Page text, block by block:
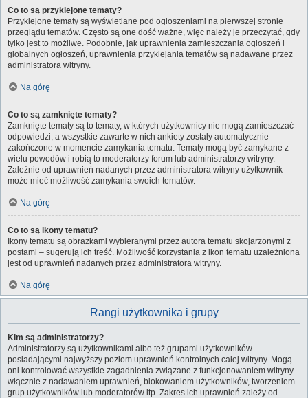
Co to są przyklejone tematy?
Przyklejone tematy są wyświetlane pod ogłoszeniami na pierwszej stronie
przeglądu tematów. Często są one dość ważne, więc należy je przeczytać, gdy
tylko jest to możliwe. Podobnie, jak uprawnienia zamieszczania ogłoszeń i
globalnych ogłoszeń, uprawnienia przyklejania tematów są nadawane przez
administratora witryny.
Na górę
Co to są zamknięte tematy?
Zamknięte tematy są to tematy, w których użytkownicy nie mogą zamieszczać
odpowiedzi, a wszystkie zawarte w nich ankiety zostały automatycznie
zakończone w momencie zamykania tematu. Tematy mogą być zamykane z
wielu powodów i robią to moderatorzy forum lub administratorzy witryny.
Zależnie od uprawnień nadanych przez administratora witryny użytkownik
może mieć możliwość zamykania swoich tematów.
Na górę
Co to są ikony tematu?
Ikony tematu są obrazkami wybieranymi przez autora tematu skojarzonymi z
postami – sugerują ich treść. Możliwość korzystania z ikon tematu uzależniona
jest od uprawnień nadanych przez administratora witryny.
Na górę
Rangi użytkownika i grupy
Kim są administratorzy?
Administratorzy są użytkownikami albo też grupami użytkowników
posiadającymi najwyższy poziom uprawnień kontrolnych całej witryny. Mogą
oni kontrolować wszystkie zagadnienia związane z funkcjonowaniem witryny
włącznie z nadawaniem uprawnień, blokowaniem użytkowników, tworzeniem
grup użytkowników lub moderatorów itp. Zakres ich uprawnień zależy od